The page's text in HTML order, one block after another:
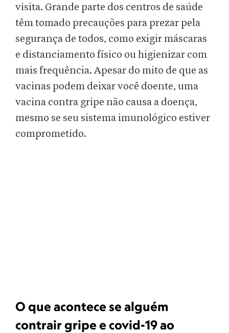
visita. Grande parte dos centros de saúde
têm tomado precauções para prezar pela
segurança de todos, como exigir máscaras
e distanciamento físico ou higienizar com
mais frequência. Apesar do mito de que as
vacinas podem deixar você doente, uma
vacina contra gripe não causa a doença,
mesmo se seu sistema imunológico estiver
comprometido.
O que acontece se alguém
contrair gripe e covid-19 ao